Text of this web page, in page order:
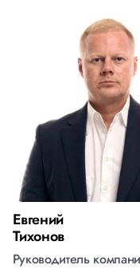
Евгений
Тихонов
Руководитель